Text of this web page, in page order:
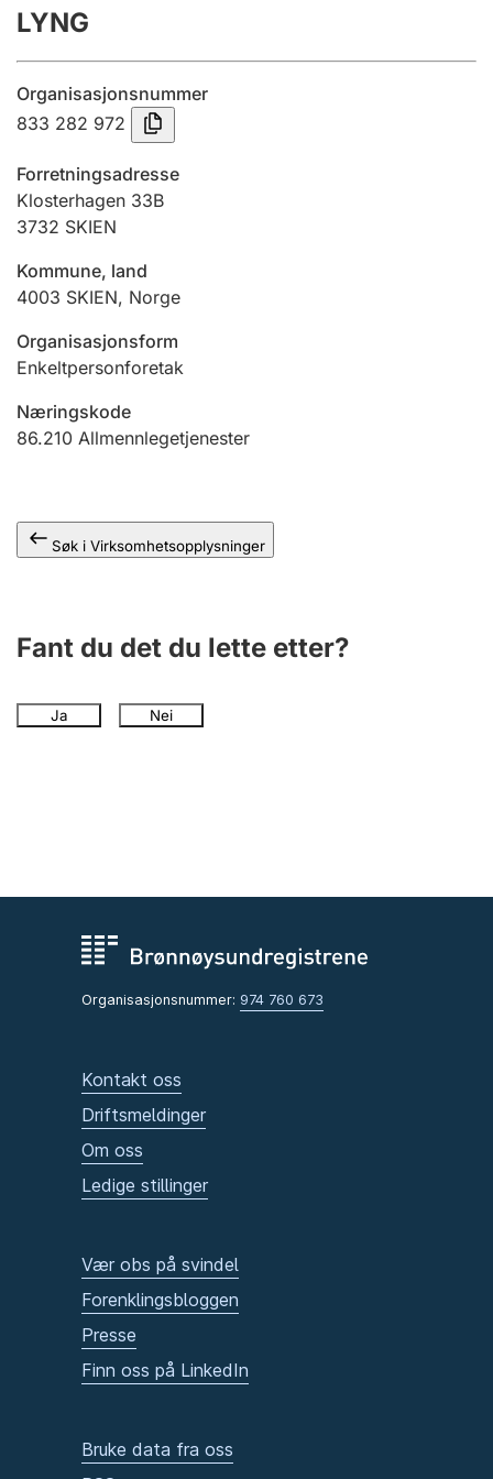
Årsregnskap
Innsending og forsinkelsesgebyr
Jeger
Ektepaktveileder
Offentlig sektor
LYNG
Organisasjonsnummer
833 282 972
Forretningsadresse
Klosterhagen 33B
3732 SKIEN
Kommune, land
4003 SKIEN, Norge
Organisasjonsform
Enkeltpersonforetak
Næringskode
86.210 Allmennlegetjenester
Søk i Virksomhetsopplysninger
Fant du det du lette etter?
Ja Nei
Organisasjonsnummer: 974 760 673
Kontakt oss
Driftsmeldinger
Om oss
Ledige stillinger
Vær obs på svindel
Forenklingsbloggen
Presse
Finn oss på LinkedIn
Bruke data fra oss